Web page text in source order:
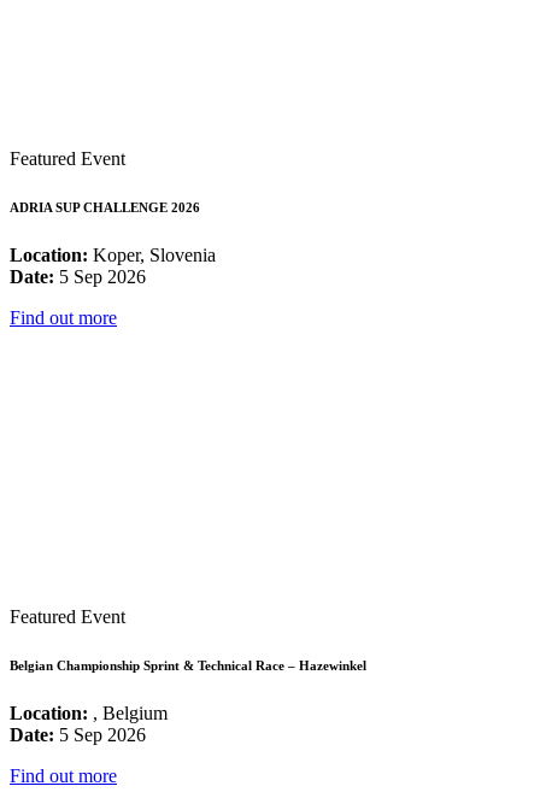
Featured Event
ADRIA SUP CHALLENGE 2026
Location: Koper, Slovenia
Date: 5 Sep 2026
Find out more
Featured Event
Belgian Championship Sprint & Technical Race – Hazewinkel
Location: , Belgium
Date: 5 Sep 2026
Find out more